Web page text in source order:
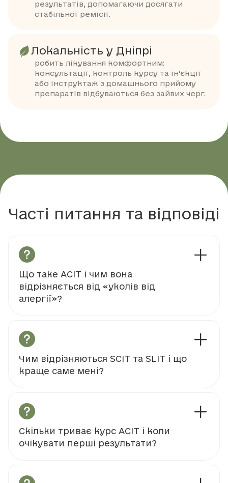
результатів, допомагаючи досягати
стабільної ремісії.
Локальність у Дніпрі
робить лікування комфортним:
консультації, контроль курсу та ін’єкції
або інструктаж з домашнього прийому
препаратів відбуваються без зайвих черг.
Часті питання та відповіді
Що таке АСІТ і чим вона
відрізняється від «уколів від
алергії»?
Чим відрізняються SCIT та SLIT і що
краще саме мені?
Скільки триває курс АСІТ і коли
очікувати перші результати?